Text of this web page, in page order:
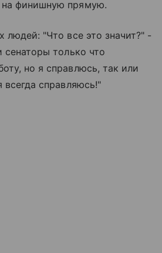
финишную прямую.
людей: "Что все это значит?" -
сенаторы только что
но я справлюсь, так или
всегда справляюсь!"